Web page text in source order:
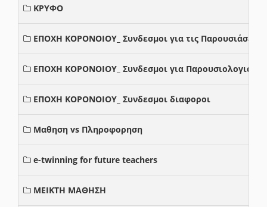
ΚΡΥΦΟ
ΕΠΟΧΗ ΚΟΡΟΝΟΙΟΥ_ Συνδεσμοι για τις Παρουσιάσεις
ΕΠΟΧΗ ΚΟΡΟΝΟΙΟΥ_ Συνδεσμοι για Παρουσιολογια
ΕΠΟΧΗ ΚΟΡΟΝΟΙΟΥ_ Συνδεσμοι διαφοροι
Μαθηση vs Πληροφορηση
e-twinning for future teachers
ΜΕΙΚΤΗ ΜΑΘΗΣΗ